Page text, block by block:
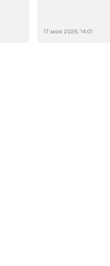
17 мая 2026, 14:01